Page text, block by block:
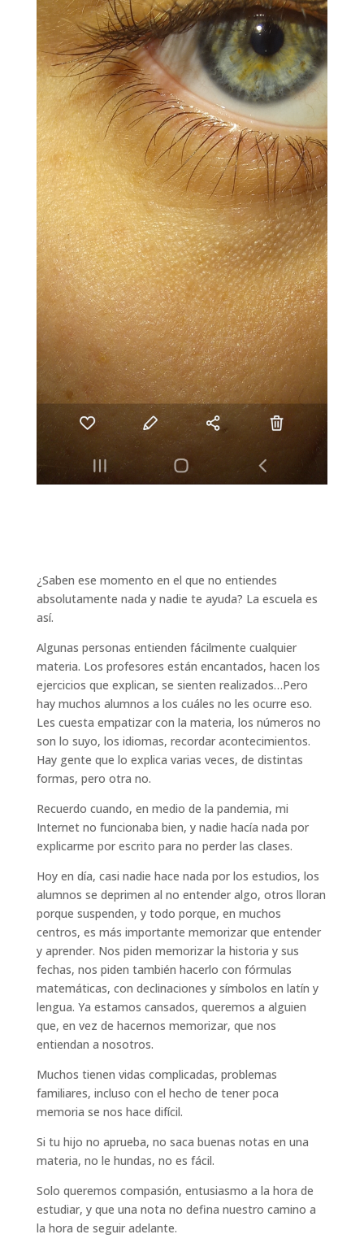
¿Saben ese momento en el que no entiendes
absolutamente nada y nadie te ayuda? La escuela es
así.
Algunas personas entienden fácilmente cualquier
materia. Los profesores están encantados, hacen los
ejercicios que explican, se sienten realizados…Pero
hay muchos alumnos a los cuáles no les ocurre eso.
Les cuesta empatizar con la materia, los números no
son lo suyo, los idiomas, recordar acontecimientos.
Hay gente que lo explica varias veces, de distintas
formas, pero otra no.
Recuerdo cuando, en medio de la pandemia, mi
Internet no funcionaba bien, y nadie hacía nada por
explicarme por escrito para no perder las clases.
Hoy en día, casi nadie hace nada por los estudios, los
alumnos se deprimen al no entender algo, otros lloran
porque suspenden, y todo porque, en muchos
centros, es más importante memorizar que entender
y aprender. Nos piden memorizar la historia y sus
fechas, nos piden también hacerlo con fórmulas
matemáticas, con declinaciones y símbolos en latín y
lengua. Ya estamos cansados, queremos a alguien
que, en vez de hacernos memorizar, que nos
entiendan a nosotros.
Muchos tienen vidas complicadas, problemas
familiares, incluso con el hecho de tener poca
memoria se nos hace difícil.
Si tu hijo no aprueba, no saca buenas notas en una
materia, no le hundas, no es fácil.
Solo queremos compasión, entusiasmo a la hora de
estudiar, y que una nota no defina nuestro camino a
la hora de seguir adelante.